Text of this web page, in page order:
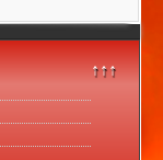
↑↑↑